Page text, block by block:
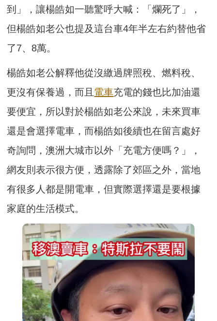
到」，讓楊皓如一聽驚呼大喊：「爛死了」，
但楊皓如老公也提及這台車4年半左右約替他省
了7、8萬。
楊皓如老公解釋他從沒繳過牌照稅、燃料稅、
更沒有保養過，而且 電車充電的錢也比加油還
要便宜，所以對於楊皓如老公來說，未來買車
還是會選擇電車，而楊皓如後續也在留言處好
奇詢問，澳洲大城市以外「充電方便嗎？」，
網友則表示很方便，透露除了郊區之外，當地
有很多人都是開電車，但實際選擇還是要根據
家庭的生活模式。